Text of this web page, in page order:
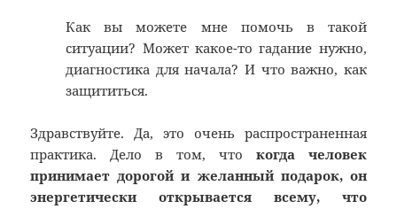
Как вы можете мне помочь в такой
ситуации? Может какое-то гадание нужно,
диагностика для начала? И что важно, как
защититься.
Здравствуйте. Да, это очень распространенная
практика. Дело в том, что когда человек
принимает дорогой и желанный подарок, он
энергетически открывается всему, что